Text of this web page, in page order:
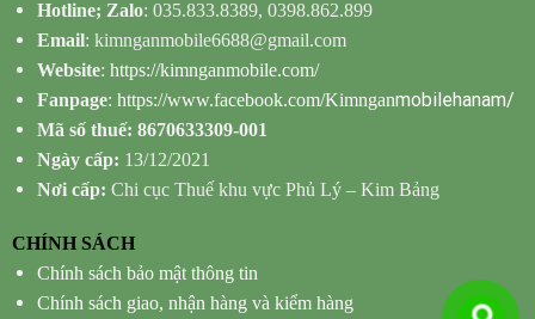
Hotline; Zalo: 035.833.8389, 0398.862.899
Email: kimnganmobile6688@gmail.com
Website: https://kimnganmobile.com/
Fanpage: https://www.facebook.com/Kimnganmobilehanam/
Mã số thuế: 8670633309-001
Ngày cấp: 13/12/2021
Nơi cấp: Chi cục Thuế khu vực Phủ Lý – Kim Bảng
CHÍNH SÁCH
Chính sách bảo mật thông tin
Chính sách giao, nhận hàng và kiểm hàng